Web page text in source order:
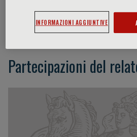
Wilma Barcellini
Partecipazioni del
INFORMAZIONI AGGIUNTIVE